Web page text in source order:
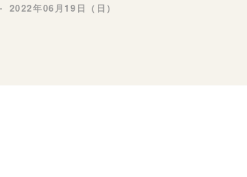
2022年06月19日（日）